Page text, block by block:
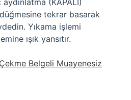
(KAPALI)
tekrar basarak
Yıkama işlemi
ışık yansıtır.
Çekme Belgeli Muayenesiz